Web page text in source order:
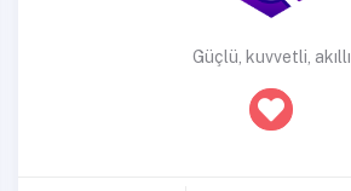
Güçlü, kuvvetli, akıllı